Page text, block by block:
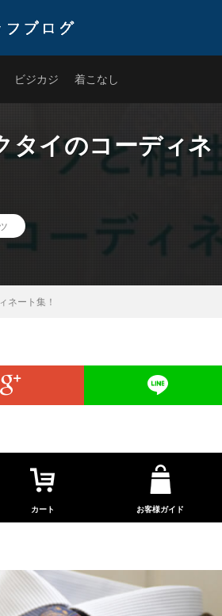
ビジカジ 着こなし
タイのコーディネ
ネート集！
カート お客様ガイド